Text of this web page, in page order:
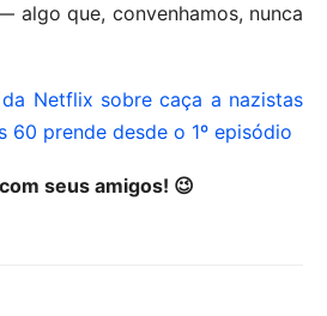
algo que, convenhamos, nunca
da Netflix sobre caça a nazistas
60 prende desde o 1º episódio
seus amigos! 😉